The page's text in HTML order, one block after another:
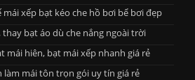
mái xếp bạt kéo che hồ bơi bể bơi đẹp
thay bạt áo dù che nắng ngoài trời
mái hiên, bạt mái xếp nhanh giá rẻ
làm mái tôn trọn gói uy tín giá rẻ